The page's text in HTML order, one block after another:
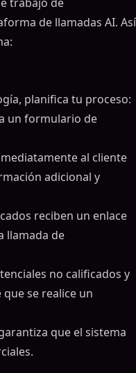
de llamadas AI. Así
planifica tu proceso:
un formulario de
al cliente
adicional y
reciben un enlace
llamada de
no calificados y
se realice un
que el sistema